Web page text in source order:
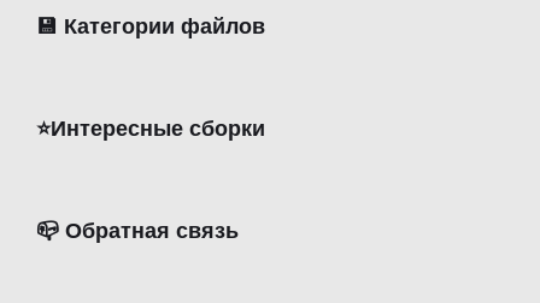
💾 Категории файлов
⭐️Интересные сборки
📪 Обратная связь